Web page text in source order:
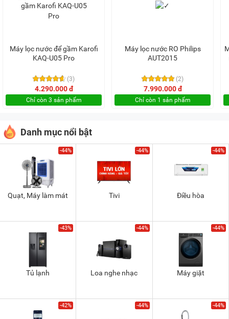
Máy lọc nước để gầm Karofi
KAQ-U05 Pro
(3)
4.290.000 đ
Chỉ còn 3 sản phẩm
Máy lọc nước RO Philips
AUT2015
(2)
7.990.000 đ
Chỉ còn 1 sản phẩm
Danh mục nổi bật
-44%
Quạt, Máy làm mát
-44%
Tivi
-44%
Điều hòa
-43%
Tủ lạnh
-44%
Loa nghe nhạc
-44%
Máy giặt
-42% -44% -44%